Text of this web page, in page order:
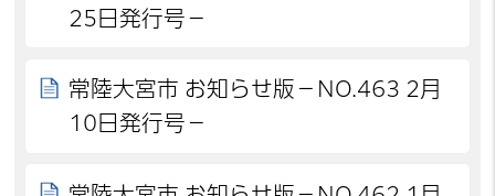
25日発行号－
常陸大宮市 お知らせ版－NO.463 2月
10日発行号－